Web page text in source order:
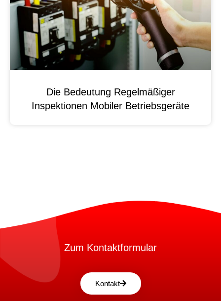
Die Bedeutung Regelmäßiger
Inspektionen Mobiler Betriebsgeräte
Zum Kontaktformular
Kontakt